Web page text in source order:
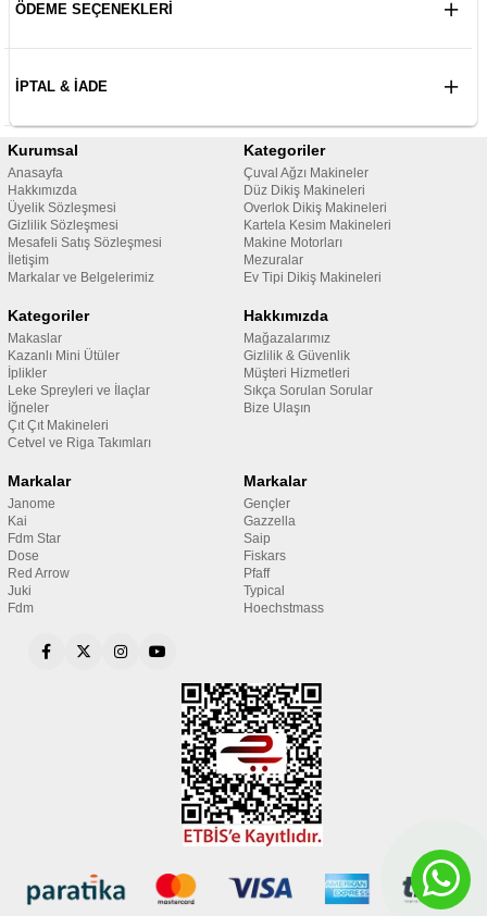
ÖDEME SEÇENEKLERI
İPTAL & İADE
Kurumsal
Anasayfa
Hakkımızda
Üyelik Sözleşmesi
Gizlilik Sözleşmesi
Mesafeli Satış Sözleşmesi
İletişim
Markalar ve Belgelerimiz
Kategoriler
Çuval Ağzı Makineler
Düz Dikiş Makineleri
Overlok Dikiş Makineleri
Kartela Kesim Makineleri
Makine Motorları
Mezuralar
Ev Tipi Dikiş Makineleri
Kategoriler
Makaslar
Kazanlı Mini Ütüler
İplikler
Leke Spreyleri ve İlaçlar
İğneler
Çıt Çıt Makineleri
Cetvel ve Riga Takımları
Hakkımızda
Mağazalarımız
Gizlilik & Güvenlik
Müşteri Hizmetleri
Sıkça Sorulan Sorular
Bize Ulaşın
Markalar
Janome
Kai
Fdm Star
Dose
Red Arrow
Juki
Fdm
Markalar
Gençler
Gazzella
Saip
Fiskars
Pfaff
Typical
Hoechstmass